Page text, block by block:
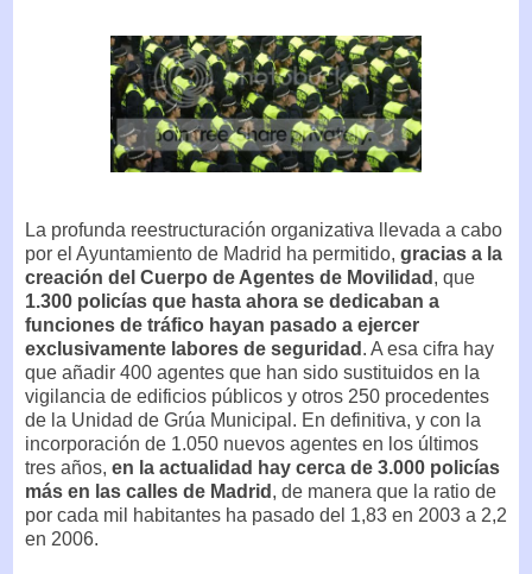
La profunda reestructuración organizativa llevada a cabo
por el Ayuntamiento de Madrid ha permitido, gracias a la
creación del Cuerpo de Agentes de Movilidad , que
1.300 policías que hasta ahora se dedicaban a
funciones de tráfico hayan pasado a ejercer
exclusivamente labores de seguridad . A esa cifra hay
que añadir 400 agentes que han sido sustituidos en la
vigilancia de edificios públicos y otros 250 procedentes
de la Unidad de Grúa Municipal. En definitiva, y con la
incorporación de 1.050 nuevos agentes en los últimos
tres años, en la actualidad hay cerca de 3.000 policías
más en las calles de Madrid , de manera que la ratio de
por cada mil habitantes ha pasado del 1,83 en 2003 a 2,2
en 2006.